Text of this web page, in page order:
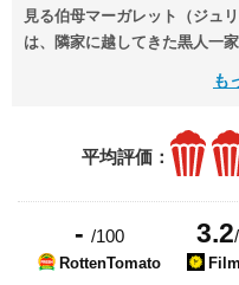
見る伯母マーガレット（ジュ
は、隣家に越してきた黒人一
ルムをかがされたローズが、
も
平均評価：
- /100
RottenTomato
3.2